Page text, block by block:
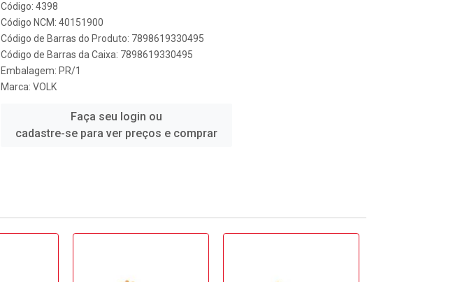
Código: 4398
Código NCM: 40151900
Código de Barras do Produto: 7898619330495
Código de Barras da Caixa: 7898619330495
Embalagem: PR/1
Marca: VOLK
Faça seu login ou
cadastre-se para ver preços e comprar